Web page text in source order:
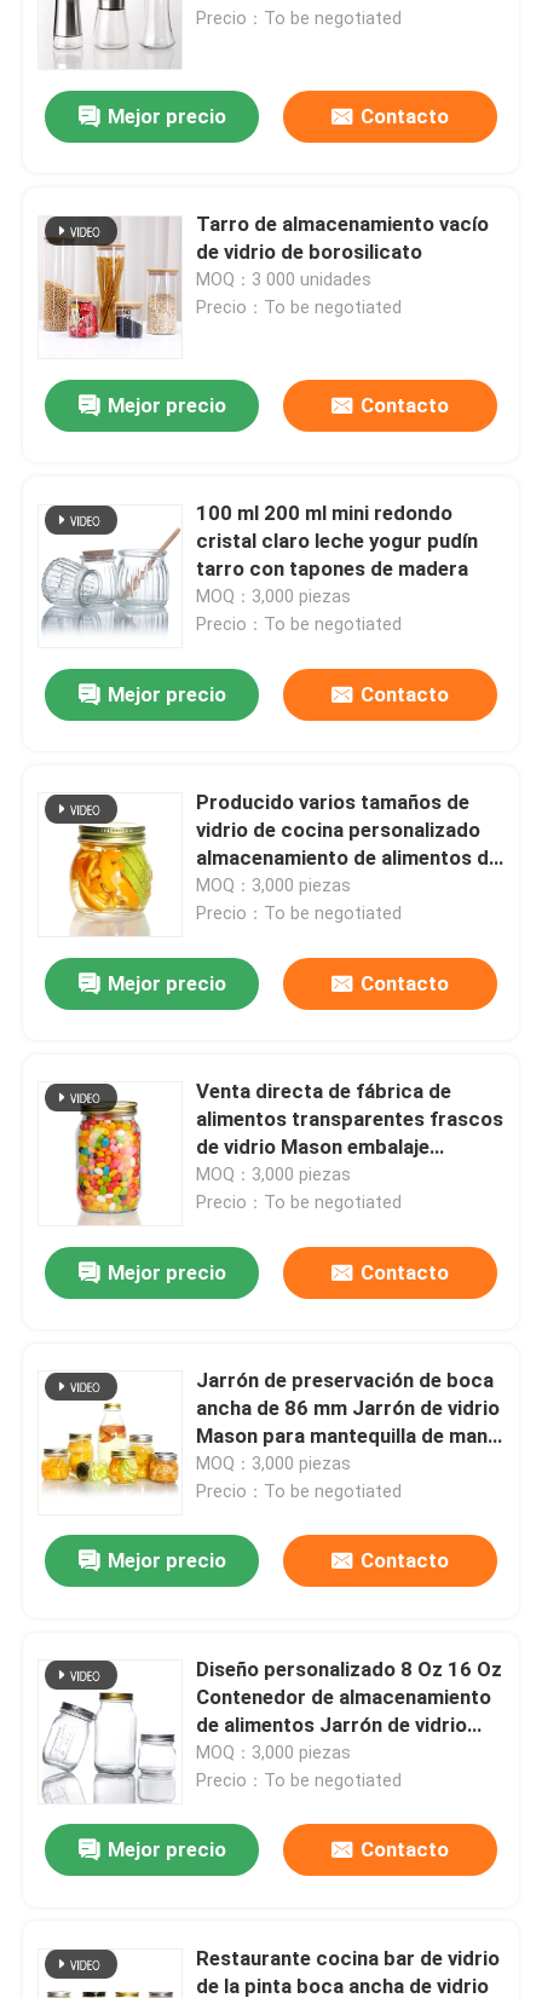
Visita a la fábrica
Control de Calidad
Contacto
Solicitar una cotización
Botellas de vidrio
Tazas de vidrio
Capa de botella del frasco
Artículos de vidrio para el hogar
Precio：To be negotiated
Mejor precio Contacto
Tarro de almacenamiento vacío
de vidrio de borosilicato
MOQ：3 000 unidades
Precio：To be negotiated
Mejor precio Contacto
100 ml 200 ml mini redondo
cristal claro leche yogur pudín
tarro con tapones de madera
MOQ：3,000 piezas
Precio：To be negotiated
Mejor precio Contacto
Producido varios tamaños de
vidrio de cocina personalizado
almacenamiento de alimentos de
vidrio Mason Jar para dulces de
galletas de especias
MOQ：3,000 piezas
Precio：To be negotiated
Mejor precio Contacto
Venta directa de fábrica de
alimentos transparentes frascos
de vidrio Mason embalaje
almacenamiento frasco de vidrio
redondo frasco de vidrio frasco
MOQ：3,000 piezas
Precio：To be negotiated
Mejor precio Contacto
Jarrón de preservación de boca
ancha de 86 mm Jarrón de vidrio
Mason para mantequilla de maní
de mermelada
MOQ：3,000 piezas
Precio：To be negotiated
Mejor precio Contacto
Diseño personalizado 8 Oz 16 Oz
Contenedor de almacenamiento
de alimentos Jarrón de vidrio
Mason con tapas
MOQ：3,000 piezas
Precio：To be negotiated
Mejor precio Contacto
Restaurante cocina bar de vidrio
de la pinta boca ancha de vidrio